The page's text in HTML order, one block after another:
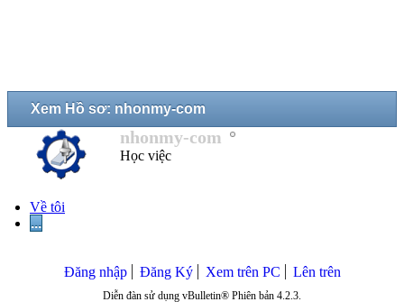
Xem Hồ sơ: nhonmy-com
nhonmy-com
Học việc
Về tôi
...
Đăng nhập Đăng Ký Xem trên PC Lên trên
Diễn đàn sử dụng vBulletin® Phiên bản 4.2.3.